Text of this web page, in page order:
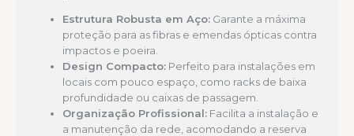
Estrutura Robusta em Aço: Garante a máxima
proteção para as fibras e emendas ópticas contra
impactos e poeira.
Design Compacto: Perfeito para instalações em
locais com pouco espaço, como racks de baixa
profundidade ou caixas de passagem.
Organização Profissional: Facilita a instalação e
a manutenção da rede, acomodando a reserva